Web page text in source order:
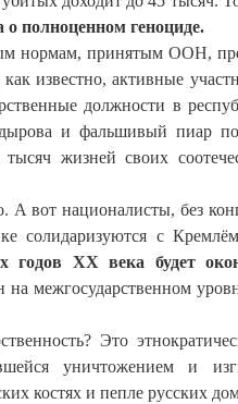
о полноценном геноциде.
нормам, принятым ООН,
известно, активные
должности в
и фальшивый пиар
тысяч жизней своих
А вот националисты, без
солидаризуются с
годов XX века будет
на межгосударственном
Это
уничтожением и
костях и пепле русских